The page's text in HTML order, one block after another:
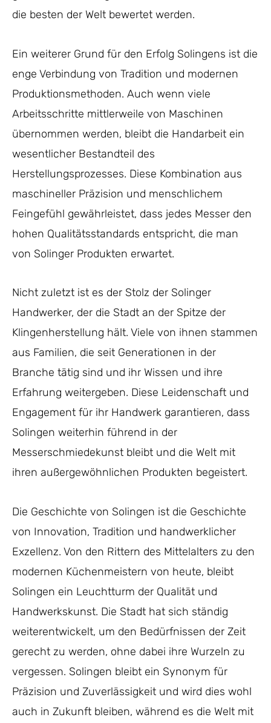
die besten der Welt bewertet werden.
Ein weiterer Grund für den Erfolg Solingens ist die
enge Verbindung von Tradition und modernen
Produktionsmethoden. Auch wenn viele
Arbeitsschritte mittlerweile von Maschinen
übernommen werden, bleibt die Handarbeit ein
wesentlicher Bestandteil des
Herstellungsprozesses. Diese Kombination aus
maschineller Präzision und menschlichem
Feingefühl gewährleistet, dass jedes Messer den
hohen Qualitätsstandards entspricht, die man
von Solinger Produkten erwartet.
Nicht zuletzt ist es der Stolz der Solinger
Handwerker, der die Stadt an der Spitze der
Klingenherstellung hält. Viele von ihnen stammen
aus Familien, die seit Generationen in der
Branche tätig sind und ihr Wissen und ihre
Erfahrung weitergeben. Diese Leidenschaft und
Engagement für ihr Handwerk garantieren, dass
Solingen weiterhin führend in der
Messerschmiedekunst bleibt und die Welt mit
ihren außergewöhnlichen Produkten begeistert.
Die Geschichte von Solingen ist die Geschichte
von Innovation, Tradition und handwerklicher
Exzellenz. Von den Rittern des Mittelalters zu den
modernen Küchenmeistern von heute, bleibt
Solingen ein Leuchtturm der Qualität und
Handwerkskunst. Die Stadt hat sich ständig
weiterentwickelt, um den Bedürfnissen der Zeit
gerecht zu werden, ohne dabei ihre Wurzeln zu
vergessen. Solingen bleibt ein Synonym für
Präzision und Zuverlässigkeit und wird dies wohl
auch in Zukunft bleiben, während es die Welt mit